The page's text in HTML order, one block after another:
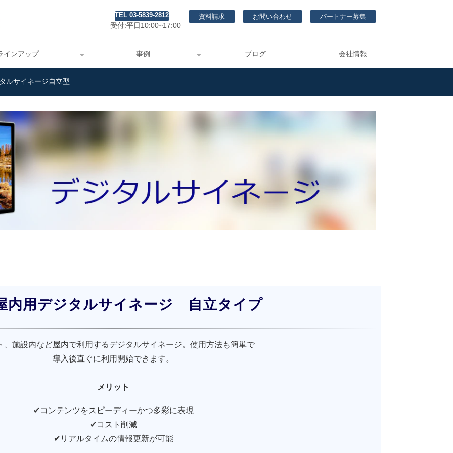
TEL 03-5839-2812
受付:平日10:00~17:00
資料請求 お問い合わせ パートナー募集
インアップ 事例 ブログ 会社情報
ルサイネージ自立型
内用デジタルサイネージ 自立タイプ
、施設内など屋内で利用するデジタルサイネージ。使用方法も簡単で
導入後直ぐに利用開始できます。
メリット
✔コンテンツをスピーディーかつ多彩に表現
✔コスト削減
✔リアルタイムの情報更新が可能